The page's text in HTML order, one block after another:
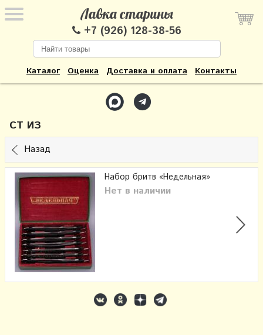
Лавка старины
+7 (926) 128-38-56
Каталог Оценка Доставка и оплата Контакты
СТ ИЗ
Назад
Набор бритв «Недельная»
Нет в наличии